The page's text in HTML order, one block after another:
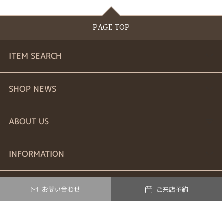
お問い合わせ ご来店予約
PAGE TOP
ITEM SEARCH
婚約指輪
結婚指輪
セットリング
SHOP NEWS
商品一覧
ブランドリスト
ABOUT US
お問い合わせ
INFORMATION
特定商取引に関する表記
© Verty All Rights Reserved.